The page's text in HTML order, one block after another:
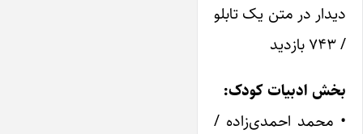
دیدار در متن یک تابلو
بخش ادبیات کودک:
• محمد احمدی‌زاده /